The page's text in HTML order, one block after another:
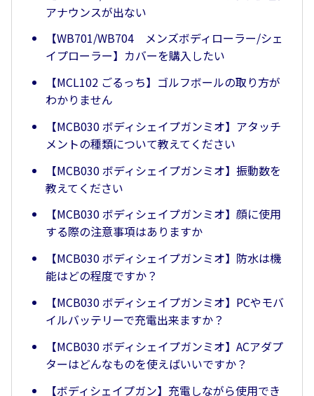
アナウンスが出ない
【WB701/WB704 メンズボディローラー/シェ
イプローラー】カバーを購入したい
【MCL102 ごるっち】ゴルフボールの取り方が
わかりません
【MCB030 ボディシェイプガンミオ】アタッチ
メントの種類について教えてください
【MCB030 ボディシェイプガンミオ】振動数を
教えてください
【MCB030 ボディシェイプガンミオ】顔に使用
する際の注意事項はありますか
【MCB030 ボディシェイプガンミオ】防水は機
能はどの程度ですか？
【MCB030 ボディシェイプガンミオ】PCやモバ
イルバッテリーで充電出来ますか？
【MCB030 ボディシェイプガンミオ】ACアダプ
ターはどんなものを使えばいいですか？
【ボディシェイプガン】充電しながら使用でき